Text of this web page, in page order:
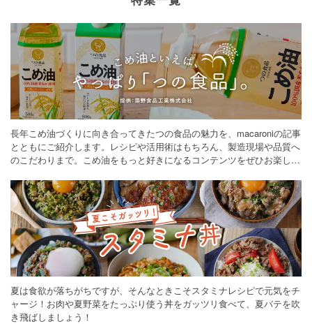
長年こめ油づくりに向き合ってきたつの食品の魅力を、macaroniの記事
とともにご紹介します。レシピや活用術はもちろん、製造現場や品質へ
のこだわりまで。こめ油をもっと好きになるコンテンツをぜひお楽しみ
夏は食欲が落ちがちですが、そんなときこそスタミナレシピで元気をチ
ャージ！お肉や夏野菜をたっぷり使う丼をガッツリ食べて、夏バテを吹
き飛ばしましょう！